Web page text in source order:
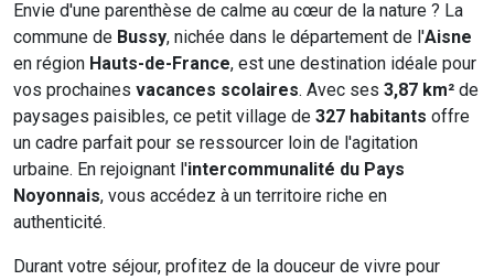
Envie d'une parenthèse de calme au cœur de la nature ? La
commune de Bussy, nichée dans le département de l'Aisne
en région Hauts-de-France, est une destination idéale pour
vos prochaines vacances scolaires. Avec ses 3,87 km² de
paysages paisibles, ce petit village de 327 habitants offre
un cadre parfait pour se ressourcer loin de l'agitation
urbaine. En rejoignant l'intercommunalité du Pays
Noyonnais, vous accédez à un territoire riche en
authenticité.
Durant votre séjour, profitez de la douceur de vivre pour